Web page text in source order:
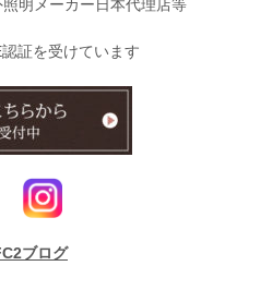
明メーカー日本代理店等
証を受けています
ブログ